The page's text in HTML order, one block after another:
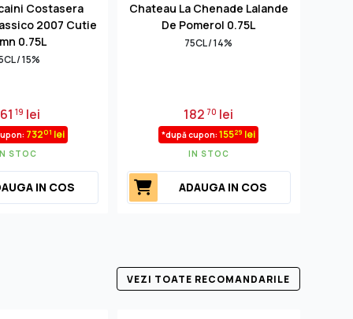
Costasera
2007 Cutie
0.75L
/ 15%
19 lei
73201 lei
STOC
IN COS
Chateau La Chenade Lalande
De Pomerol 0.75L
75CL / 14%
18270 lei
*după cupon:15529 lei
IN STOC
ADAUGA IN COS
VEZI TOATE RECOMANDARILE